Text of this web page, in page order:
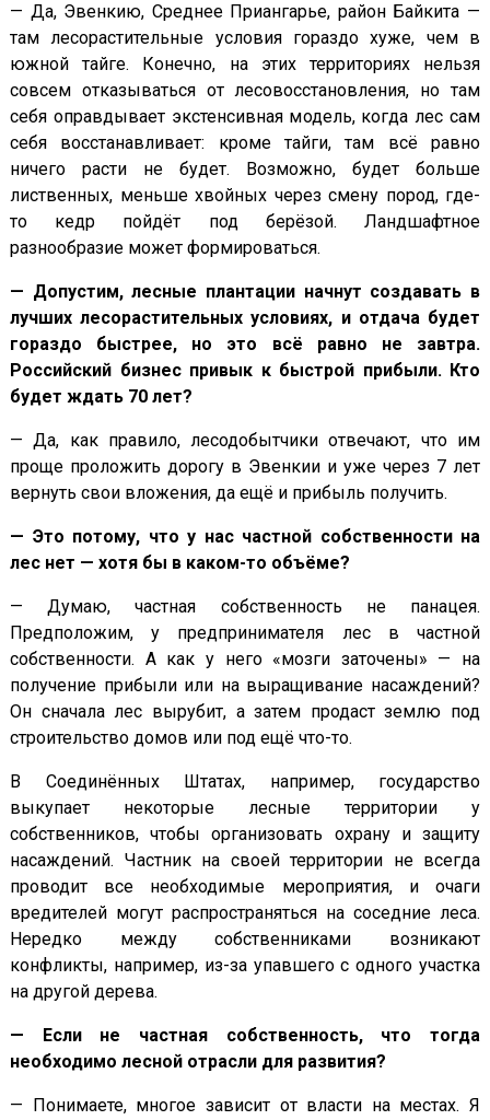
— Да, Эвенкию, Среднее Приангарье, район Байкита —
там лесорастительные условия гораздо хуже, чем в
южной тайге. Конечно, на этих территориях нельзя
совсем отказываться от лесовосстановления, но там
себя оправдывает экстенсивная модель, когда лес сам
себя восстанавливает: кроме тайги, там всё равно
ничего расти не будет. Возможно, будет больше
лиственных, меньше хвойных через смену пород, где-
то кедр пойдёт под берёзой. Ландшафтное
разнообразие может формироваться.
— Допустим, лесные плантации начнут создавать в
лучших лесорастительных условиях, и отдача будет
гораздо быстрее, но это всё равно не завтра.
Российский бизнес привык к быстрой прибыли. Кто
будет ждать 70 лет?
— Да, как правило, лесодобытчики отвечают, что им
проще проложить дорогу в Эвенкии и уже через 7 лет
вернуть свои вложения, да ещё и прибыль получить.
— Это потому, что у нас частной собственности на
лес нет — хотя бы в каком-то объёме?
— Думаю, частная собственность не панацея.
Предположим, у предпринимателя лес в частной
собственности. А как у него «мозги заточены» — на
получение прибыли или на выращивание насаждений?
Он сначала лес вырубит, а затем продаст землю под
строительство домов или под ещё что-то.
В Соединённых Штатах, например, государство
выкупает некоторые лесные территории у
собственников, чтобы организовать охрану и защиту
насаждений. Частник на своей территории не всегда
проводит все необходимые мероприятия, и очаги
вредителей могут распространяться на соседние леса.
Нередко между собственниками возникают
конфликты, например, из-за упавшего с одного участка
на другой дерева.
— Если не частная собственность, что тогда
необходимо лесной отрасли для развития?
— Понимаете, многое зависит от власти на местах. Я